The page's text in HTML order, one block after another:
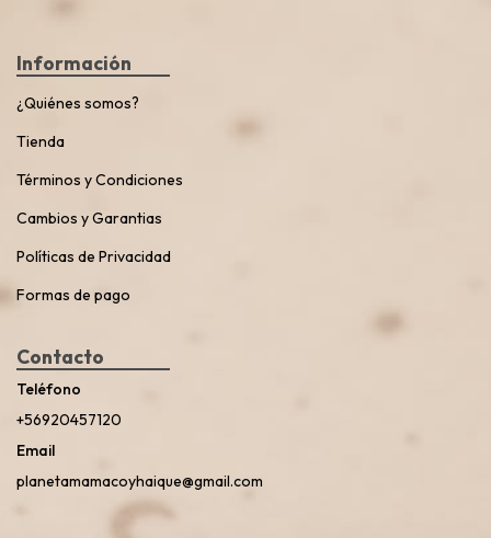
Información
¿Quiénes somos?
Tienda
Términos y Condiciones
Cambios y Garantias
Políticas de Privacidad
Formas de pago
Contacto
Teléfono
+56920457120
Email
planetamamacoyhaique@gmail.com